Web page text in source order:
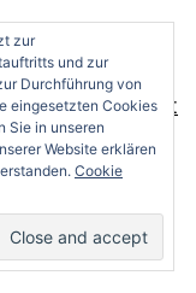
Mehring-Projekt
zur
und zur
Durchführung von
eingesetzten Cookies
Sie in unseren
Website erklären
Cookie